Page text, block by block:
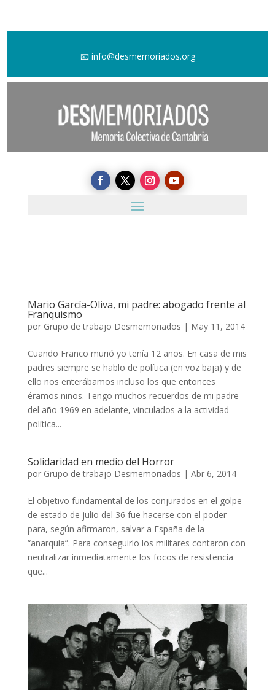
📧 info@desmemoriados.org
Mario García-Oliva, mi padre: abogado frente al
Franquismo
por Grupo de trabajo Desmemoriados | May 11, 2014
Cuando Franco murió yo tenía 12 años. En casa de mis
padres siempre se hablo de política (en voz baja) y de
ello nos enterábamos incluso los que entonces
éramos niños. Tengo muchos recuerdos de mi padre
del año 1969 en adelante, vinculados a la actividad
política...
Solidaridad en medio del Horror
por Grupo de trabajo Desmemoriados | Abr 6, 2014
El objetivo fundamental de los conjurados en el golpe
de estado de julio del 36 fue hacerse con el poder
para, según afirmaron, salvar a España de la
“anarquía”. Para conseguirlo los militares contaron con
neutralizar inmediatamente los focos de resistencia
que...